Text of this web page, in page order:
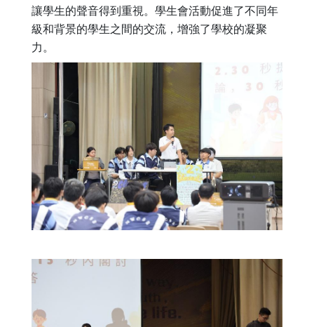
讓學生的聲音得到重視。學生會活動促進了不同年
級和背景的學生之間的交流，增強了學校的凝聚
力。